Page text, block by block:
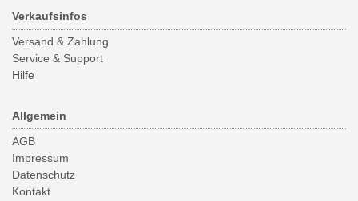
Verkaufsinfos
Versand & Zahlung
Service & Support
Hilfe
Allgemein
AGB
Impressum
Datenschutz
Kontakt